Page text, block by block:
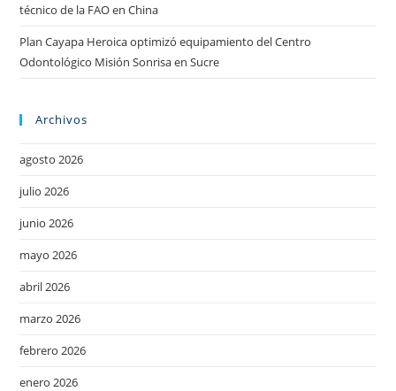
técnico de la FAO en China
Plan Cayapa Heroica optimizó equipamiento del Centro
Odontológico Misión Sonrisa en Sucre
Archivos
agosto 2026
julio 2026
junio 2026
mayo 2026
abril 2026
marzo 2026
febrero 2026
enero 2026